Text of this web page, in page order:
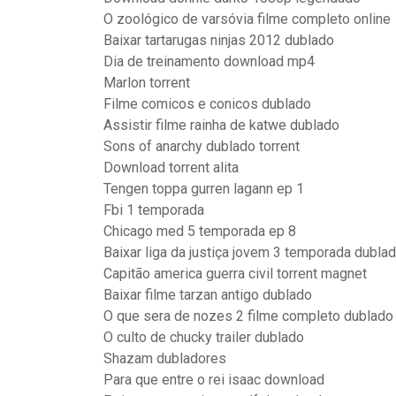
O zoológico de varsóvia filme completo online
Baixar tartarugas ninjas 2012 dublado
Dia de treinamento download mp4
Marlon torrent
Filme comicos e conicos dublado
Assistir filme rainha de katwe dublado
Sons of anarchy dublado torrent
Download torrent alita
Tengen toppa gurren lagann ep 1
Fbi 1 temporada
Chicago med 5 temporada ep 8
Baixar liga da justiça jovem 3 temporada
Capitão america guerra civil torrent magnet
Baixar filme tarzan antigo dublado
O que sera de nozes 2 filme completo dublado
O culto de chucky trailer dublado
Shazam dubladores
Para que entre o rei isaac download